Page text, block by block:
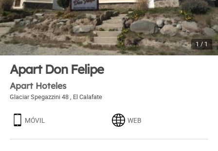
1 / 1
Apart Don Felipe
Apart Hoteles
Glaciar Spegazzini 48, El Calafate
MÓVIL WEB